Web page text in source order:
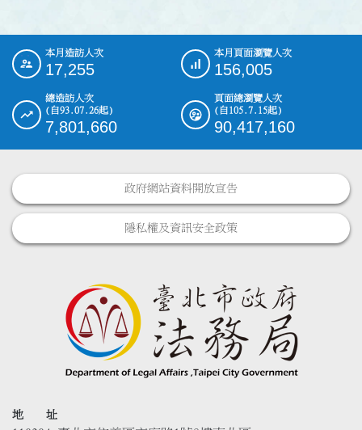
::: 本月造訪人次
17,255
本月頁面瀏覽人次
156,005
總造訪人次
(自93.07.26起)
7,801,660
頁面總瀏覽人次
(自105.7.15起)
90,417,160
政府網站資料開放宣告
隱私權及資訊安全政策
地 址